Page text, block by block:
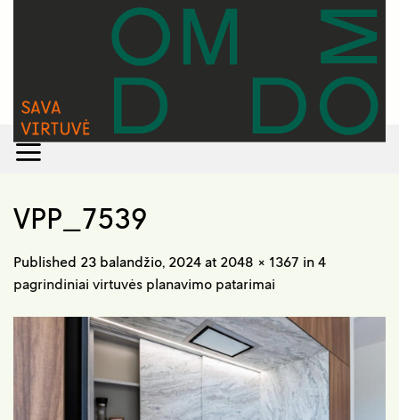
VPP_7539
Published 23 balandžio, 2024 at 2048 × 1367 in 4
pagrindiniai virtuvės planavimo patarimai